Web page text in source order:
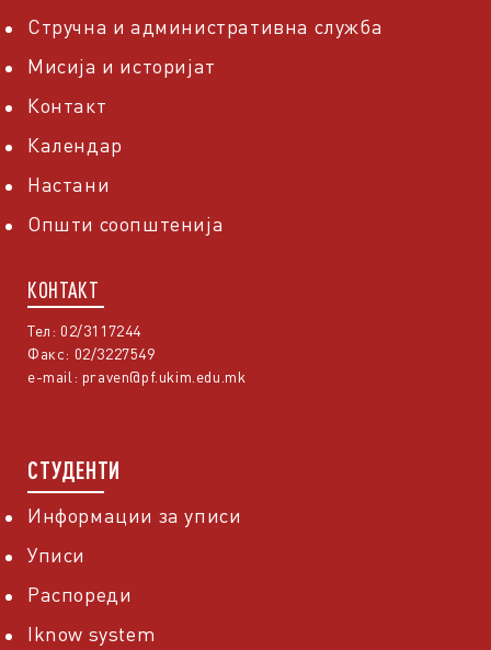
Стручна и административна служба
Мисија и историјат
Контакт
Календар
Настани
Општи соопштенија
КОНТАКТ
Тел: 02/3117244
Факс: 02/3227549
e-mail: praven@pf.ukim.edu.mk
СТУДЕНТИ
Информации за уписи
Уписи
Распореди
Iknow system